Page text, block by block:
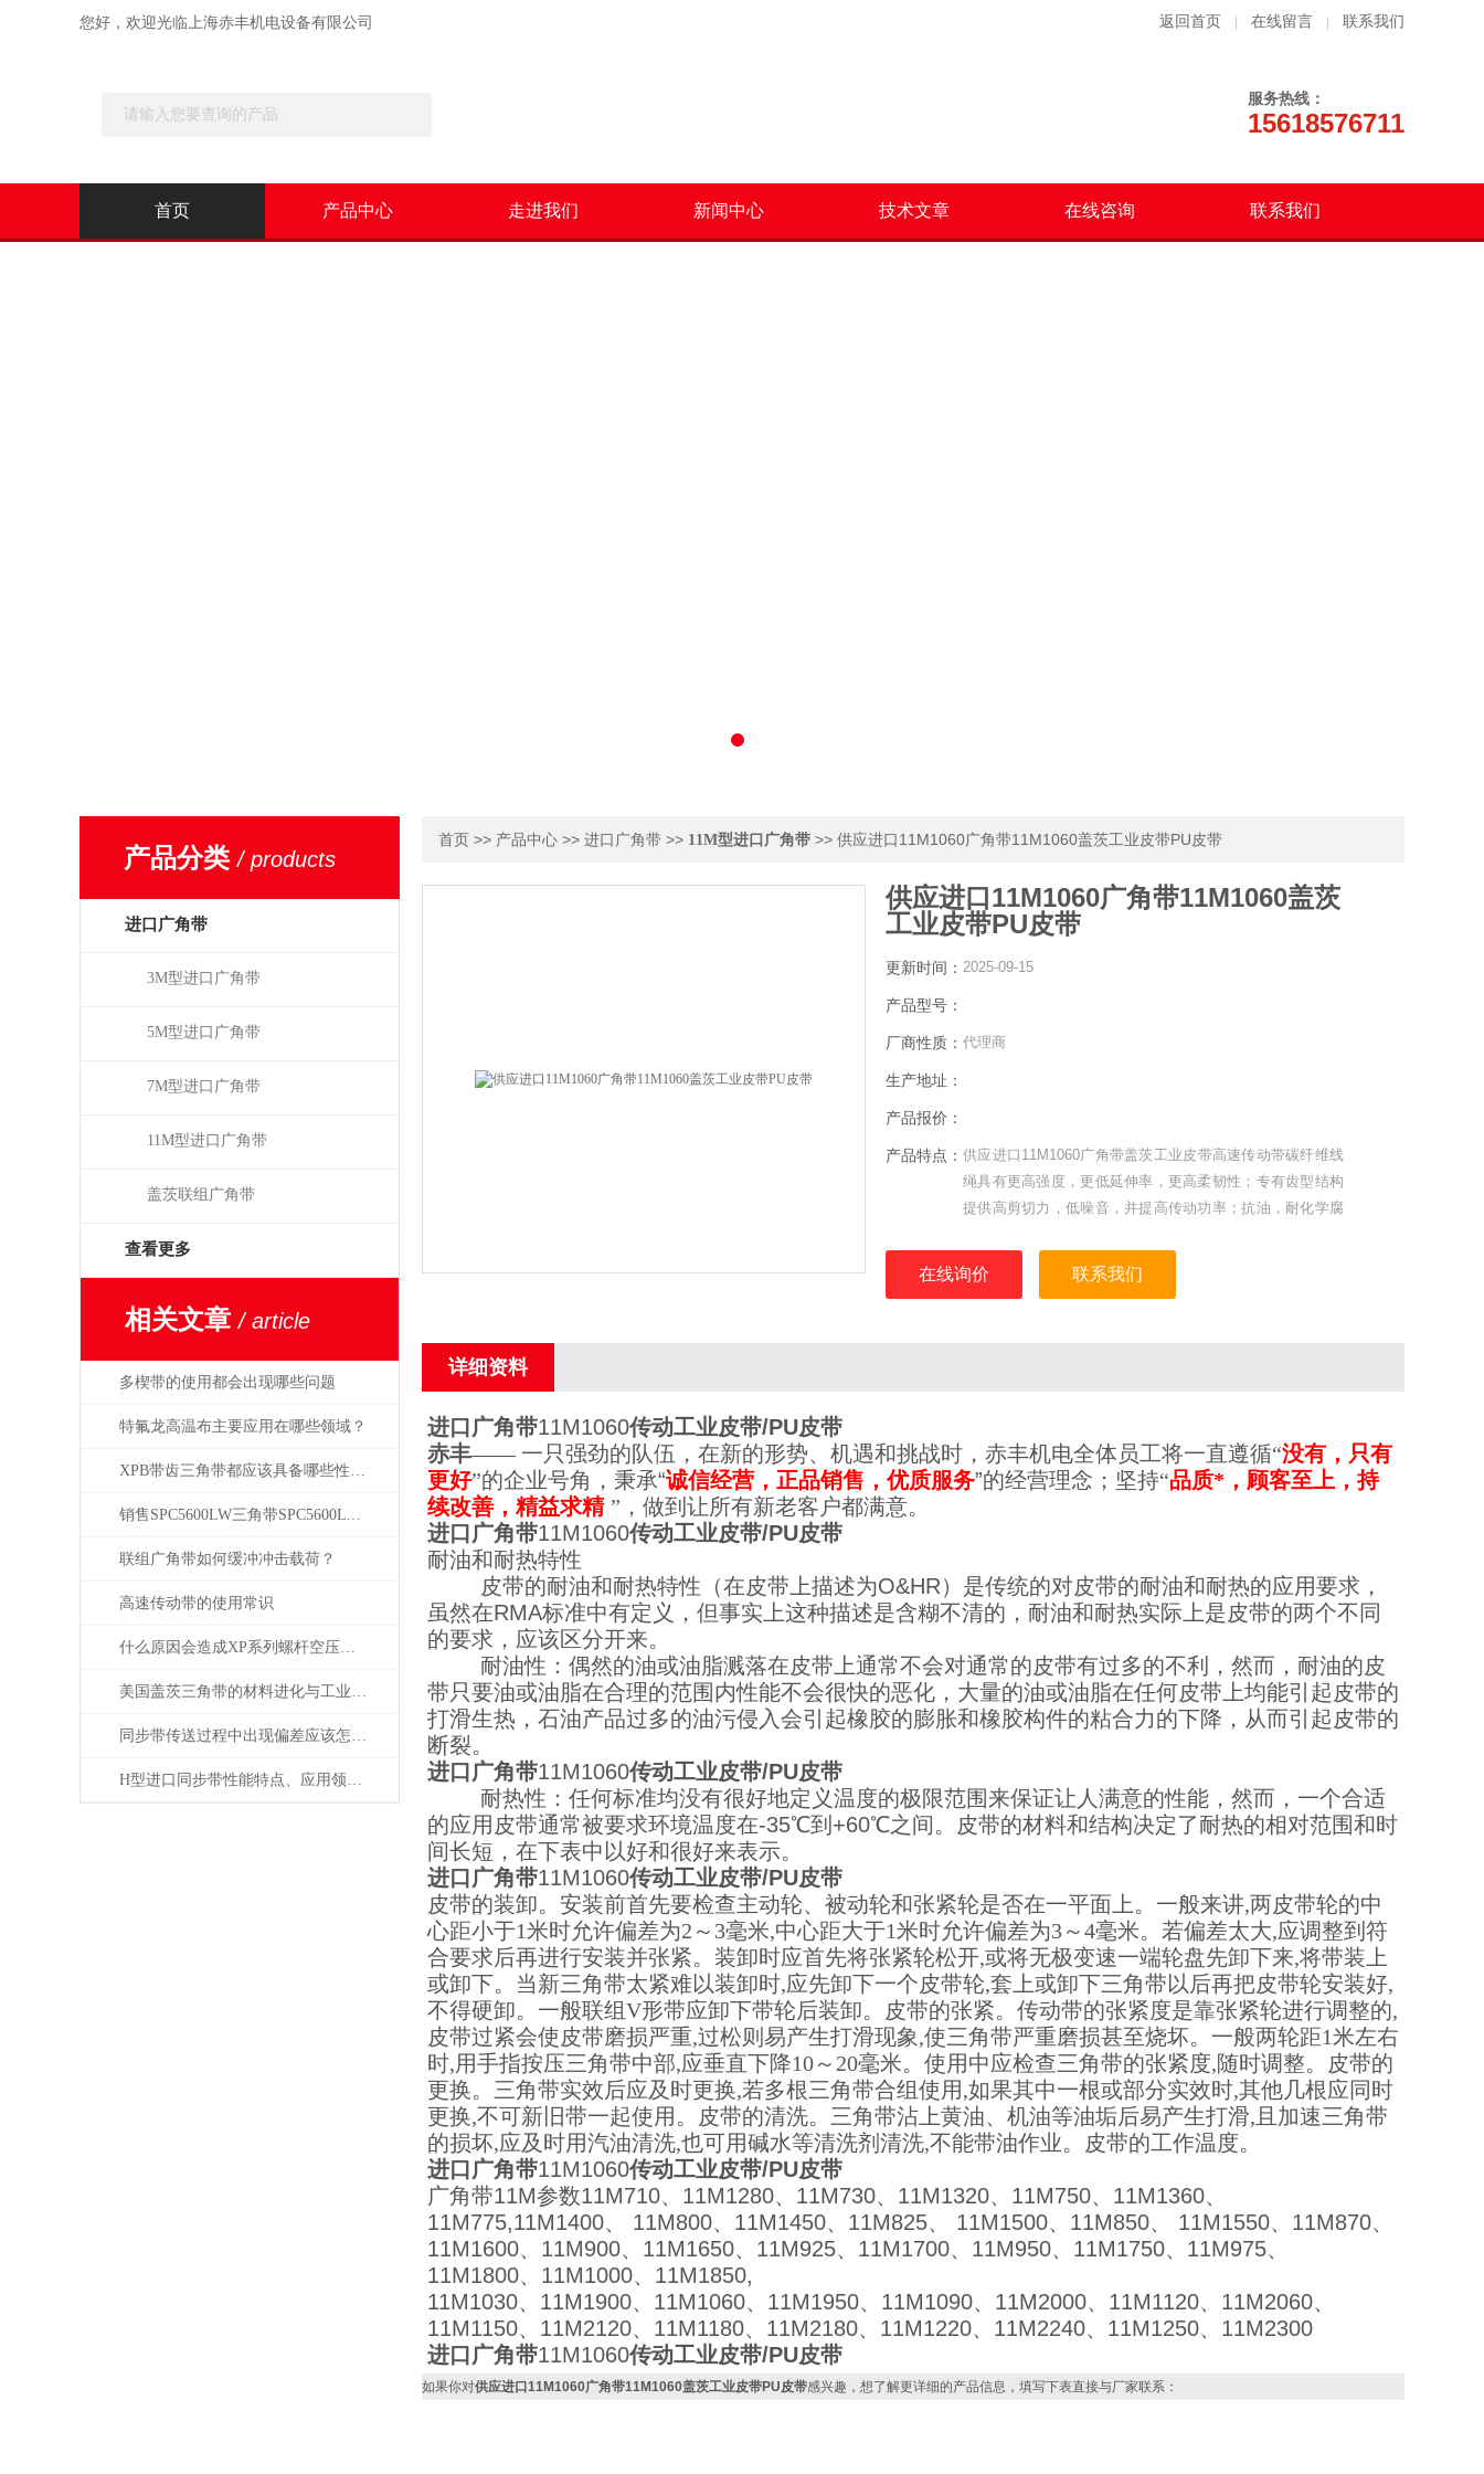
您好，欢迎光临上海赤丰机电设备有限公司 返回首页 在线留言 联系我们
服务热线：
15618576711
首页 产品中心 走进我们 新闻中心 技术文章 在线咨询 联系我们
产品分类/ products
进口广角带
3M型进口广角带
5M型进口广角带
7M型进口广角带
11M型进口广角带
盖茨联组广角带
查看更多
相关文章/ article
多楔带的使用都会出现哪些问题
特氟龙高温布主要应用在哪些领域？
XPB带齿三角带都应该具备哪些性能？
销售SPC5600LW三角带SPC5600LW三角带批发
联组广角带如何缓冲冲击载荷？
高速传动带的使用常识
什么原因会造成XP系列螺杆空压机皮带的断裂？
美国盖茨三角带的材料进化与工业传动耐久性应用
同步带传送过程中出现偏差应该怎样进行调整？
H型进口同步带性能特点、应用领域和选用原则
首页 >> 产品中心 >> 进口广角带 >> 11M型进口广角带 >> 供应进口11M1060广角带11M1060盖茨工业皮带PU皮带
供应进口11M1060广角带11M1060盖茨
工业皮带PU皮带
更新时间： 2025-09-15
产品型号：
厂商性质： 代理商
生产地址：
产品报价：
产品特点： 供应进口11M1060广角带盖茨工业皮带高速传动带碳纤维线
绳具有更高强度，更低延伸率，更高柔韧性；专有齿型结构
提供高剪切力，低噪音，并提高传动功率；抗油，耐化学腐
在线询价 联系我们
详细资料
进口广角带11M1060传动工业皮带/PU皮带
赤丰—— 一只强劲的队伍， 在新的形势、机遇和挑战时， 赤丰机电全体员工将一直遵循“没有，只有
更好”的企业号角，秉承“诚信经营，正品销售，优质服务”的经营理念； 坚持“品质*，顾客至上，持
续改善，精益求精 ”，做到 让所有新老客户都满意。
进口广角带11M1060传动工业皮带/PU皮带
耐油和耐热特性
皮带的耐油和耐热特性（在皮带上描述为O&HR）是传统的对皮带的耐油和耐热的应用要求，
虽然在RMA标准中有定义，但事实上这种描述是含糊不清的，耐油和耐热实际上是皮带的两个不同
的要求，应该区分开来。
耐油性：偶然的油或油脂溅落在皮带上通常不会对通常的皮带有过多的不利，然而，耐油的皮
带只要油或油脂在合理的范围内性能不会很快的恶化，大量的油或油脂在任何皮带上均能引起皮带的
打滑生热，石油产品过多的油污侵入会引起橡胶的膨胀和橡胶构件的粘合力的下降，从而引起皮带的
断裂。
进口广角带11M1060传动工业皮带/PU皮带
耐热性：任何标准均没有很好地定义温度的极限范围来保证让人满意的性能，然而，一个合适
的应用皮带通常被要求环境温度在-35℃到+60℃之间。皮带的材料和结构决定了耐热的相对范围和时
间长短，在下表中以好和很好来表示。
进口广角带11M1060传动工业皮带/PU皮带
皮带的装卸。安装前首先要检查主动轮、被动轮和张紧轮是否在一平面上。一般来讲,两皮带轮的中
心距小于1米时允许偏差为2～3毫米,中心距大于1米时允许偏差为3～4毫米。若偏差太大,应调整到符
合要求后再进行安装并张紧。装卸时应首先将张紧轮松开,或将无极变速一端轮盘先卸下来,将带装上
或卸下。当新三角带太紧难以装卸时,应先卸下一个皮带轮,套上或卸下三角带以后再把皮带轮安装好,
不得硬卸。一般联组V形带应卸下带轮后装卸。皮带的张紧。传动带的张紧度是靠张紧轮进行调整的,
皮带过紧会使皮带磨损严重,过松则易产生打滑现象,使三角带严重磨损甚至烧坏。一般两轮距1米左右
时,用手指按压三角带中部,应垂直下降10～20毫米。使用中应检查三角带的张紧度,随时调整。皮带的
更换。三角带实效后应及时更换,若多根三角带合组使用,如果其中一根或部分实效时,其他几根应同时
更换,不可新旧带一起使用。皮带的清洗。三角带沾上黄油、机油等油垢后易产生打滑,且加速三角带
的损坏,应及时用汽油清洗,也可用碱水等清洗剂清洗,不能带油作业。皮带的工作温度。
进口广角带11M1060传动工业皮带/PU皮带
广角带11M参数11M710、11M1280、11M730、11M1320、11M750、11M1360、
11M775,11M1400、 11M800、11M1450、11M825、 11M1500、11M850、 11M1550、11M870、
11M1600、11M900、11M1650、11M925、11M1700、11M950、11M1750、11M975、
11M1800、11M1000、11M1850,
11M1030、11M1900、11M1060、11M1950、11M1090、11M2000、11M1120、11M2060、
11M1150、11M2120、11M1180、11M2180、11M1220、11M2240、11M1250、11M2300
进口广角带11M1060传动工业皮带/PU皮带
如果你对供应进口11M1060广角带11M1060盖茨工业皮带PU皮带感兴趣，想了解更详细的产品信息，填写下表直接与厂家联系：